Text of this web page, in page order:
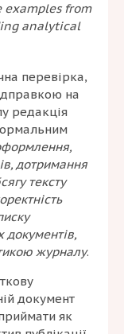
from
analytical
перевірка,
на
редакція
дотримання
тексту
документів,
журналу.
документ
як